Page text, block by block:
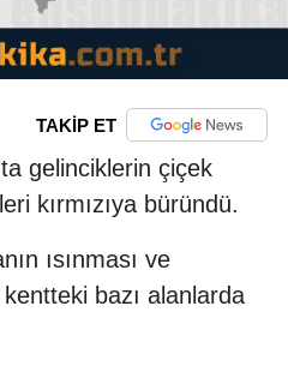
TAKİP ET
gelinciklerin çiçek
kırmızıya büründü.
ısınması ve
kentteki bazı alanlarda